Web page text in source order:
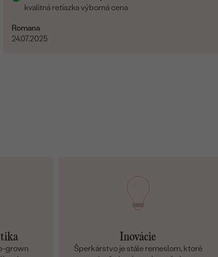
kvalitná retiazka výborná cena
Romana
24.07.2025
grown
Inovácie
Šperkárstvo je stále remeslom, ktoré